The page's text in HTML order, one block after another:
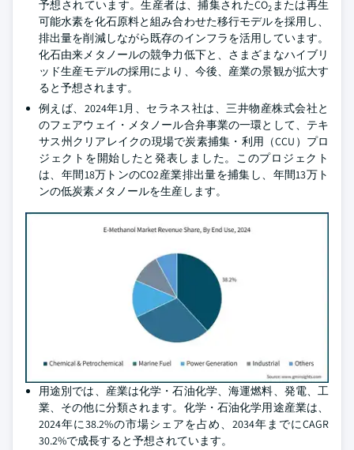
予想されています。生産者は、捕集されたCO2 または再生
可能水素を化石原料と組み合わせた移行モデルを採用し、
排出量を削減しながら既存のインフラを活用しています。
化石由来メタノールの競争力低下と、さまざまなハイブリ
ッド生産モデルの採用により、今後、産業の景観が拡大す
ると予想されます。
例えば、2024年1月、セラネス社は、三井物産株式会社と
のフェアウェイ・メタノール合弁事業の一環として、テキ
サス州クリアレイクの現場で炭素捕集・利用（CCU）プロ
ジェクトを開始したと発表しました。このプロジェクト
は、年間18万トンのCO2産業排出量を捕集し、年間13万ト
ンの低炭素メタノールを生産します。
用途別では、産業は化学・石油化学、海運燃料、発電、工
業、その他に分類されます。化学・石油化学用途産業は、
2024年に38.2%の市場シェアを占め、2034年までにCAGR
30.2%で成長すると予想されています。